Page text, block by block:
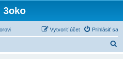
3oko
Prihlásiť sa
Vytvoriť účet